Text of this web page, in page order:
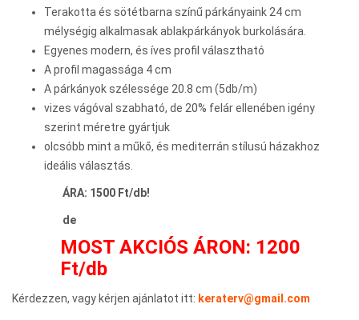
Terakotta és sötétbarna színű párkányaink 24 cm
mélységig alkalmasak ablakpárkányok burkolására.
Egyenes modern, és íves profil választható
A profil magassága 4 cm
A párkányok szélessége 20.8 cm (5db/m)
vizes vágóval szabható, de 20% felár ellenében igény
szerint méretre gyártjuk
olcsóbb mint a műkő, és mediterrán stílusú házakhoz
ideális választás.
ÁRA: 1500 Ft/db!
de
MOST AKCIÓS ÁRON: 1200
Ft/db
Kérdezzen, vagy kérjen ajánlatot itt: keraterv@gmail.com